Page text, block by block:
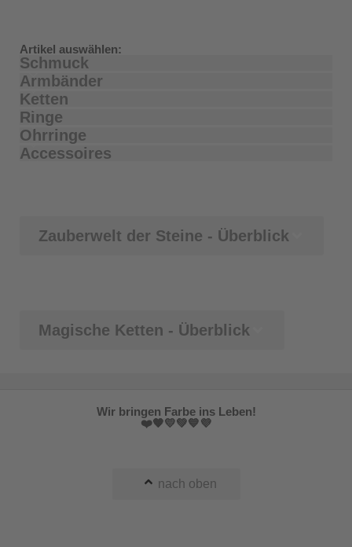
Artikel auswählen:
Schmuck
Armbänder
Ketten
Ringe
Ohrringe
Accessoires
Zauberwelt der Steine - Überblick
Magische Ketten - Überblick
Wir bringen Farbe ins Leben!
❤️🧡💛💚💙💜
nach oben